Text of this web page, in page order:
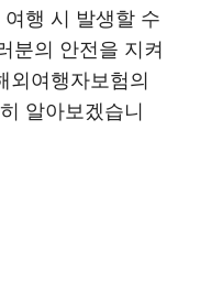
행 시 발생할 수
분의 안전을 지켜
외여행자보험의
알아보겠습니